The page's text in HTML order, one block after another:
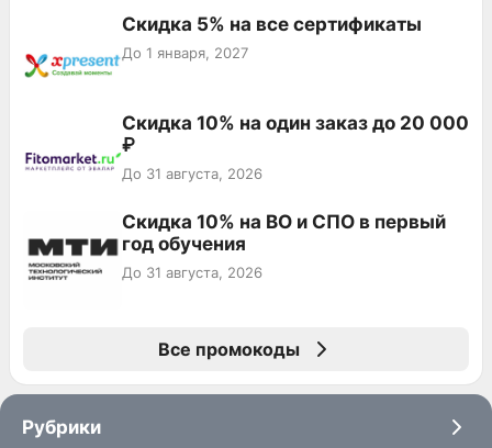
Скидка 5% на все сертификаты
До 1 января, 2027
Скидка 10% на один заказ до 20 000
₽
До 31 августа, 2026
Скидка 10% на ВО и СПО в первый
год обучения
До 31 августа, 2026
Все промокоды
Рубрики